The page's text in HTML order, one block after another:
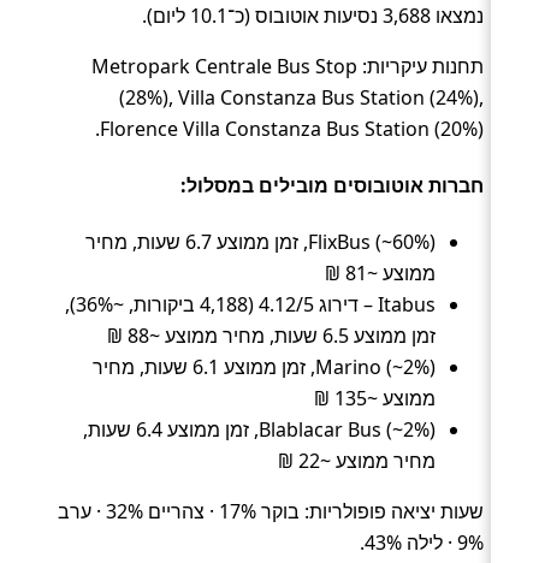
נמצאו 3,688 נסיעות אוטובוס (כ־10.1 ליום).
תחנות עיקריות: Metropark Centrale Bus Stop
(28%), Villa Constanza Bus Station (24%),
Florence Villa Constanza Bus Station (20%).
חברות אוטובוסים מובילים במסלול:
FlixBus (~60%), זמן ממוצע 6.7 שעות, מחיר
ממוצע ~81 ₪
Itabus – דירוג 4.12/5 (4,188 ביקורות, ~36%),
זמן ממוצע 6.5 שעות, מחיר ממוצע ~88 ₪
Marino (~2%), זמן ממוצע 6.1 שעות, מחיר
ממוצע ~135 ₪
Blablacar Bus (~2%), זמן ממוצע 6.4 שעות,
מחיר ממוצע ~22 ₪
שעות יציאה פופולריות: בוקר 17% · צהריים 32% · ערב
9% · לילה 43%.